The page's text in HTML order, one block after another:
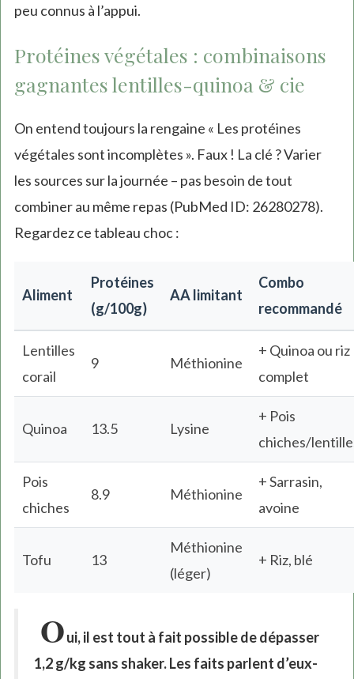
peu connus à l’appui.
Protéines végétales : combinaisons
gagnantes lentilles-quinoa & cie
On entend toujours la rengaine « Les protéines
végétales sont incomplètes ». Faux ! La clé ? Varier
les sources sur la journée – pas besoin de tout
combiner au même repas (PubMed ID: 26280278).
Regardez ce tableau choc :
Aliment
Protéines
(g/100g)
AA limitant
Combo
recommandé
Lentilles
corail
9 Méthionine
+ Quinoa ou riz
complet
Quinoa 13.5 Lysine
+ Pois
chiches/
Pois
chiches
8.9 Méthionine
+ Sarrasin,
avoine
Tofu 13
Méthionine
(léger)
+ Riz, blé
Oui, il est tout à fait possible de dépasser
1,2 g/kg sans shaker. Les faits parlent d’eux-